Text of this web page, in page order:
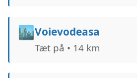
🏙️Voievodeasa
Tæt på • 14 km